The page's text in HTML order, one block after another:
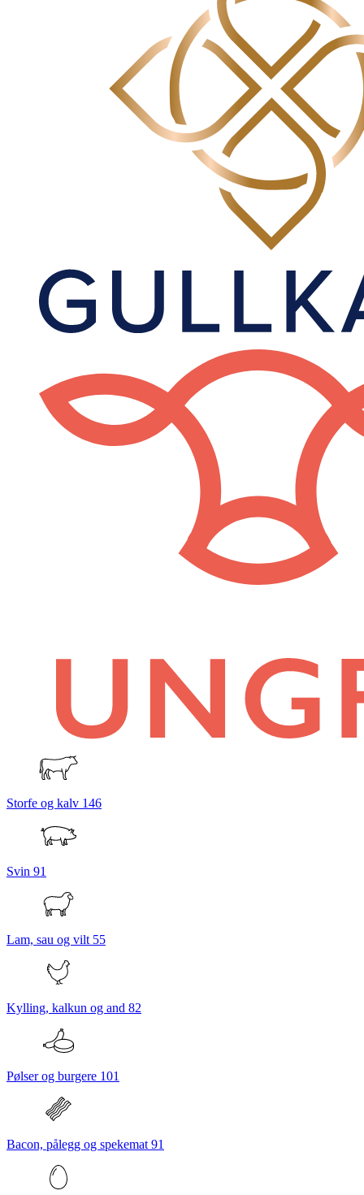
Storfe og kalv 146
Svin 91
Lam, sau og vilt 55
Kylling, kalkun og and 82
Pølser og burgere 101
Bacon, pålegg og spekemat 91